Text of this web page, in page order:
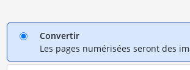
Convertir
Les pages numérisées seront des